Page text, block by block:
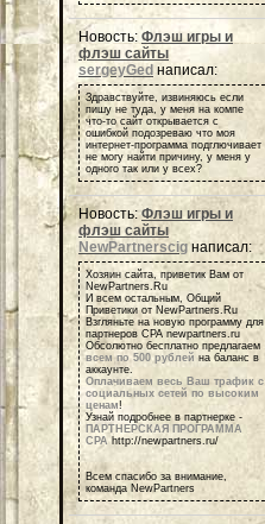
Новость: Флэш игры и
флэш сайты
sergeyGed написал:
Здравствуйте, извиняюсь если
пишу не туда, у меня на компе
что-то сайт открывается с
ошибкой подозреваю что моя
интернет-программа подглючивает
не могу найти причину, у меня у
одного так или у всех?
Новость:Флэш игры и
флэш сайты
NewPartnerscig написал:
Хозяин сайта, приветик Вам от
NewPartners.Ru
И всем остальным, Общий
Приветики от NewPartners.Ru
Взгляньте на новую программу для
партнеров СРА newpartners.ru
Обсолютно бесплатно предлагаем
всем по 500 рублей на баланс в
аккаунте.
Оплачиваем весь Ваш трафик с
социальных сетей по высоким
ценам!
Узнай подробнее в партнерке -
ПАРТНЕРСКАЯ ПРОГРАММА
СРАhttp://newpartners.ru/
Всем спасибо за внимание,
команда NewPartners